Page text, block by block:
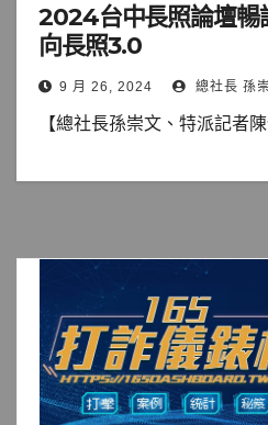
2024台中長照論壇暢
向長照3.0
9 月 26, 2024 總社長 孫
【總社長孫崇文、特派記者